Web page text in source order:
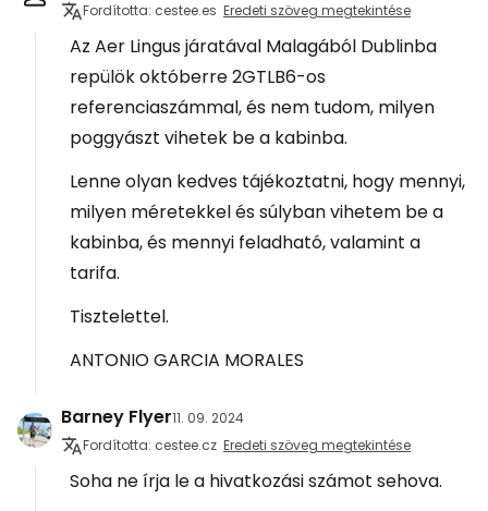
Fordította: cestee.es Eredeti szöveg megtekintése
Az Aer Lingus járatával Malagából Dublinba
repülök októberre 2GTLB6-os
referenciaszámmal, és nem tudom, milyen
poggyászt vihetek be a kabinba.
Lenne olyan kedves tájékoztatni, hogy mennyi,
milyen méretekkel és súlyban vihetem be a
kabinba, és mennyi feladható, valamint a
tarifa.
Tisztelettel.
ANTONIO GARCIA MORALES
Barney Flyer11. 09. 2024
Fordította: cestee.cz Eredeti szöveg megtekintése
Soha ne írja le a hivatkozási számot sehova.